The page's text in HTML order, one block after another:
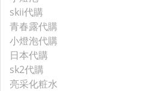
skii代購
青春露代購
小燈泡代購
日本代購
sk2代購
亮采化粧水